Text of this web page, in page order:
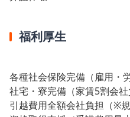
福利厚生
各種社会保険完備（雇用・
社宅・寮完備（家賃5割会社
引越費用全額会社負担（※規